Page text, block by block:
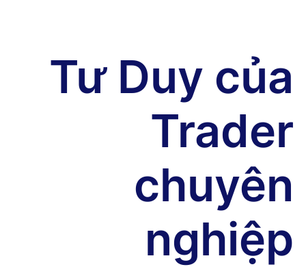
Tư Duy của
Trader
chuyên
nghiệp